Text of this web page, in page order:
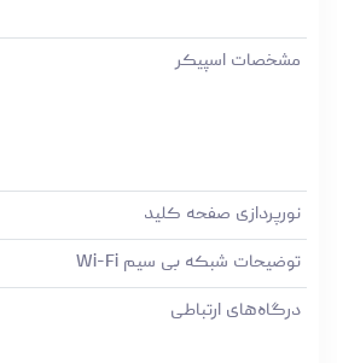
مشخصات اسپیکر
نورپردازی صفحه کلید
توضیحات شبکه بی سیم Wi-Fi
درگاه‌های ارتباطی